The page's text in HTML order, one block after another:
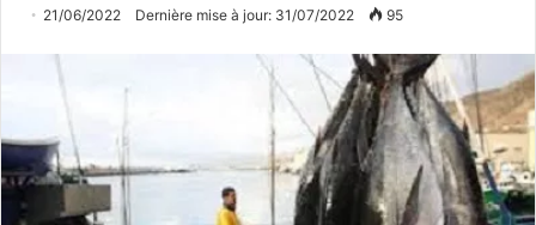
21/06/2022 Dernière mise à jour: 31/07/2022 95